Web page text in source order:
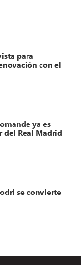
para
con el
ya es
del Real Madrid
se convierte